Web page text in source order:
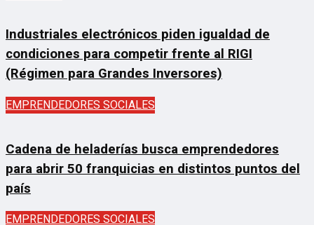
Industriales electrónicos piden igualdad de
condiciones para competir frente al RIGI
(Régimen para Grandes Inversores)
EMPRENDEDORES SOCIALES
Cadena de heladerías busca emprendedores
para abrir 50 franquicias en distintos puntos del
país
EMPRENDEDORES SOCIALES